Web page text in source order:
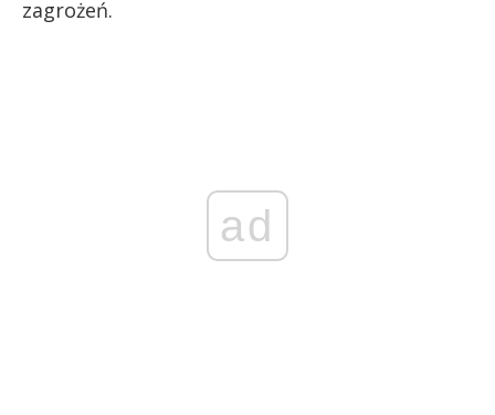
zagrożeń.
ad